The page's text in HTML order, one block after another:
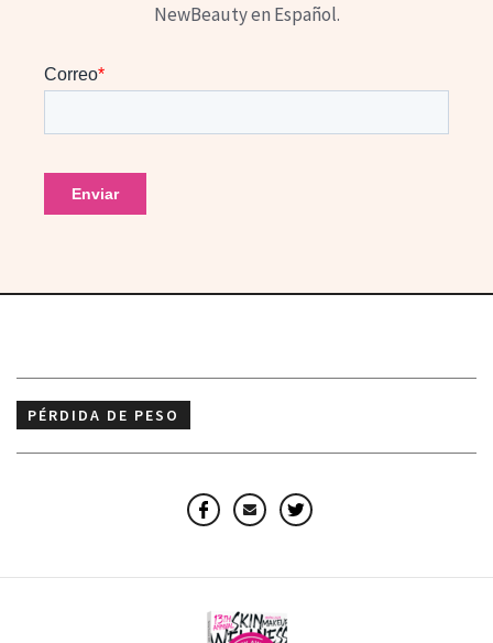
NewBeauty en Español.
PÉRDIDA DE PESO
Facebook
EmailTwitter